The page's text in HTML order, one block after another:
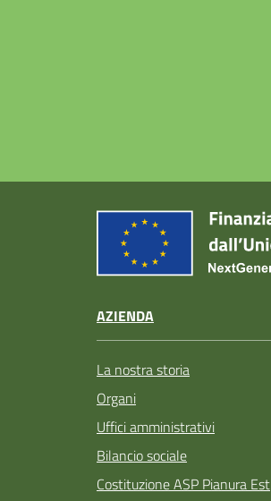
AZIENDA
La nostra storia
Organi
Uffici amministrativi
Bilancio sociale
Costituzione ASP Pianura Est